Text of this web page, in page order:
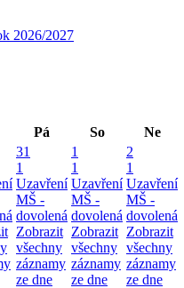
2026/2027
Pá So
Ne
31
1
Uzavření
MŠ -
dovolená
Zobrazit
všechny
záznamy
ze dne
1
1
Uzavření
MŠ -
dovolená
Zobrazit
všechny
záznamy
ze dne
2
1
Uzavření
MŠ -
dovolená
Zobrazit
všechny
záznamy
ze dne